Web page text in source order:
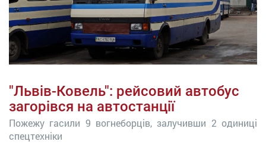
"Львів-Ковель": рейсовий автобус
загорівся на автостанції
Пожежу гасили 9 вогнеборців, залучивши 2 одиниці
спецтехніки